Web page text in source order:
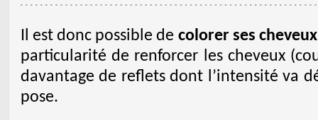
Il est donc possible de colorer ses
particularité de renforcer les cheveux
davantage de reflets dont l’intensité va
pose.